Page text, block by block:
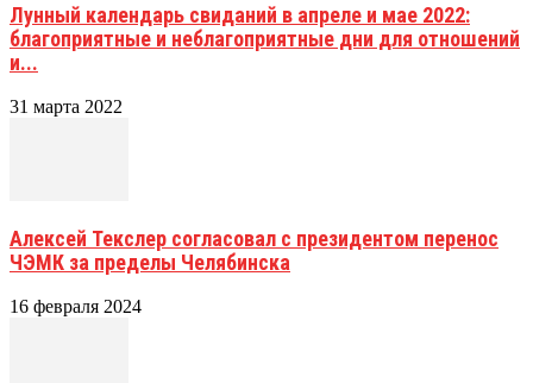
Лунный календарь свиданий в апреле и мае 2022:
благоприятные и неблагоприятные дни для отношений
и...
31 марта 2022
Алексей Текслер согласовал с президентом перенос
ЧЭМК за пределы Челябинска
16 февраля 2024